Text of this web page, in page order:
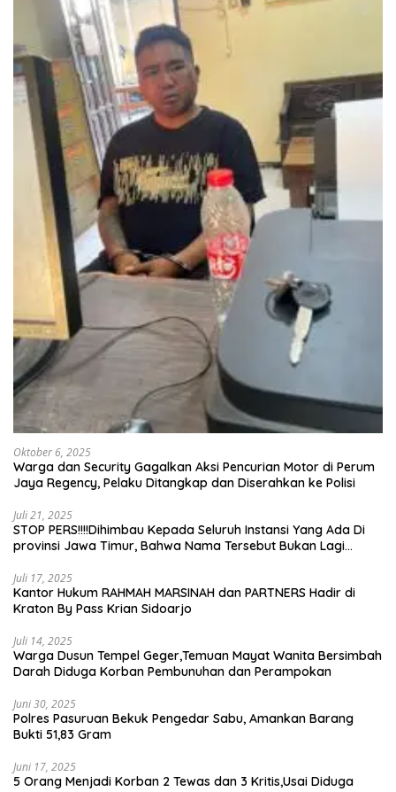
Oktober 6, 2025
Warga dan Security Gagalkan Aksi Pencurian Motor di Perum
Jaya Regency, Pelaku Ditangkap dan Diserahkan ke Polisi
Juli 21, 2025
STOP PERS!!!!Dihimbau Kepada Seluruh Instansi Yang Ada Di
provinsi Jawa Timur, Bahwa Nama Tersebut Bukan Lagi
Juli 17, 2025
Kantor Hukum RAHMAH MARSINAH dan PARTNERS Hadir di
Kraton By Pass Krian Sidoarjo
Juli 14, 2025
Warga Dusun Tempel Geger,Temuan Mayat Wanita Bersimbah
Darah Diduga Korban Pembunuhan dan Perampokan
Juni 30, 2025
Polres Pasuruan Bekuk Pengedar Sabu, Amankan Barang
Bukti 51,83 Gram
Juni 17, 2025
5 Orang Menjadi Korban 2 Tewas dan 3 Kritis,Usai Diduga